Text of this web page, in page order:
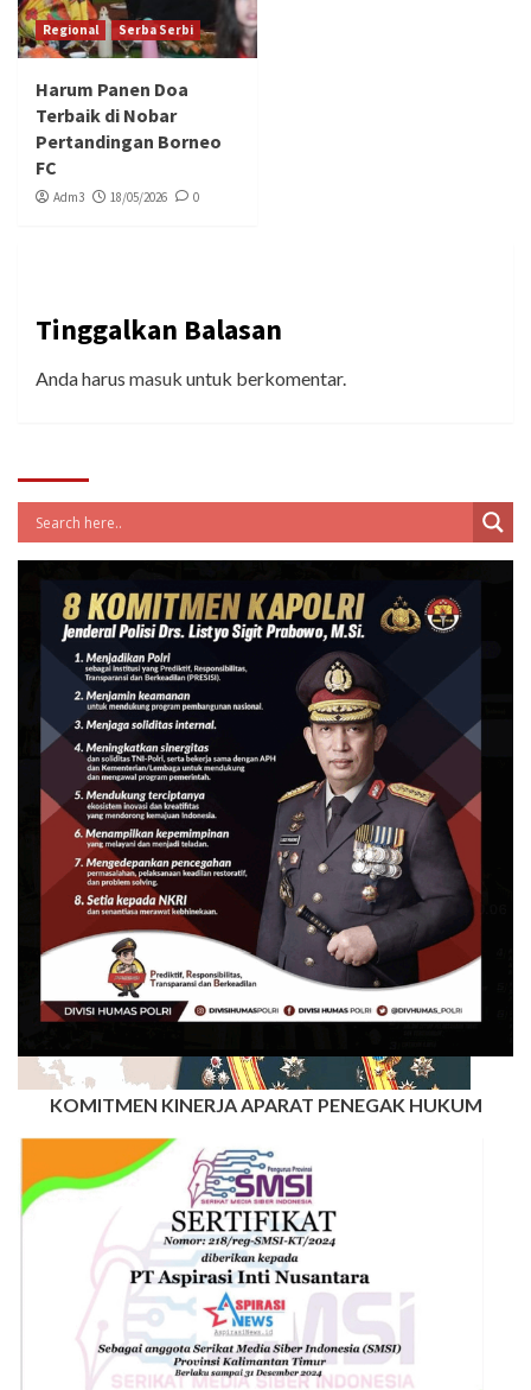
Regional Serba Serbi
Harum Panen Doa
Terbaik di Nobar
Pertandingan Borneo
FC
Adm3 18/05/2026 0
Tinggalkan Balasan
Anda harus masuk untuk berkomentar.
KOMITMEN KINERJA APARAT PENEGAK HUKUM